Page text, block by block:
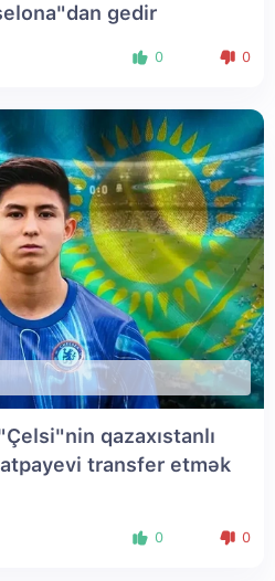
gedir
0 0
qazaxıstanlı
transfer etmək
0 0